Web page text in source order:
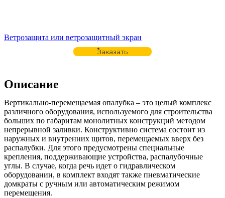
Ветрозащита или ветрозащитный экран
Заказать
Описание
Вертикально-перемещаемая опалубка – это целый комплекс
различного оборудования, используемого для строительства
больших по габаритам монолитных конструкций методом
непрерывной заливки. Конструктивно система состоит из
наружных и внутренних щитов, перемещаемых вверх без
распалубки. Для этого предусмотрены специальные
крепления, поддерживающие устройства, распалубочные
углы. В случае, когда речь идет о гидравлическом
оборудовании, в комплект входят также пневматические
домкраты с ручным или автоматическим режимом
перемещения.